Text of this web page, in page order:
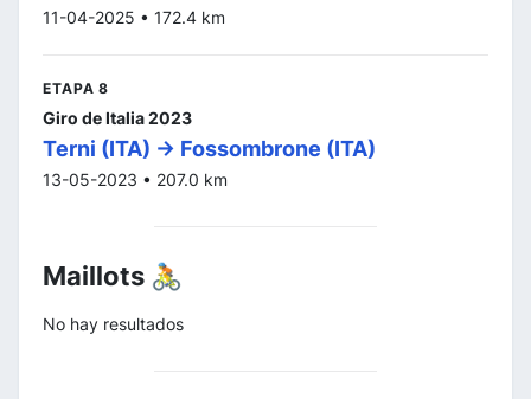
11-04-2025 • 172.4 km
ETAPA 8
Giro de Italia 2023
Terni (ITA) -> Fossombrone (ITA)
13-05-2023 • 207.0 km
Maillots 🚴
No hay resultados